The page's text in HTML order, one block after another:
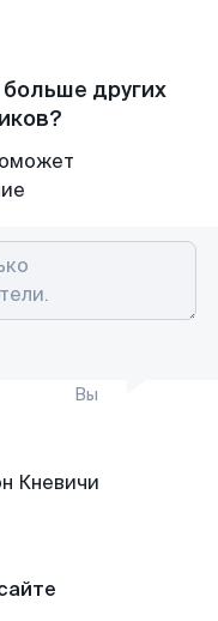
других
Вы